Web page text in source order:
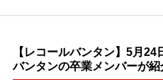
【レコールバンタン】5月
バンタンの卒業メンバーが